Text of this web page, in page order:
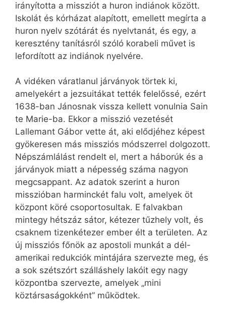
irányította a missziót a huron indiánok között.
Iskolát és kórházat alapított, emellett megírta a
huron nyelv szótárát és nyelvtanát, és egy, a
keresztény tanításról szóló korabeli művet is
lefordított az indiánok nyelvére.
A vidéken váratlanul járványok törtek ki,
amelyekért a jezsuitákat tették felelőssé, ezért
1638-ban Jánosnak vissza kellett vonulnia Sain
te Marie-ba. Ekkor a misszió vezetését
Lallemant Gábor vette át, aki elődjéhez képest
gyökeresen más missziós módszerrel dolgozott.
Népszámlálást rendelt el, mert a háborúk és a
járványok miatt a népesség száma nagyon
megcsappant. Az adatok szerint a huron
misszióban harminckét falu volt, amelyek öt
központ köré csoportosultak. E falvakban
mintegy hétszáz sátor, kétezer tűzhely volt, és
csaknem tizenkétezer ember élt a területen. Az
új missziós főnök az apostoli munkát a dél-
amerikai redukciók mintájára szervezte meg, és
a sok szétszórt szálláshely lakóit egy nagy
központba szervezte, amelyek „mini
köztársaságokként” működtek.